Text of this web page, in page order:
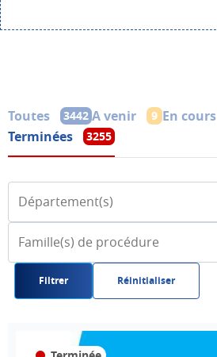
Toutes 3442 A venir 9 En cours
Terminées 3255
Filtrer Réinitialiser